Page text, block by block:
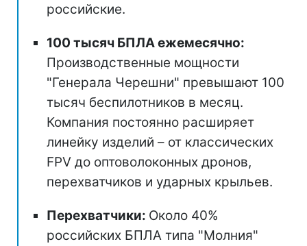
российские.
100 тысяч БПЛА ежемесячно:
Производственные мощности
"Генерала Черешни" превышают 100
тысяч беспилотников в месяц.
Компания постоянно расширяет
линейку изделий – от классических
FPV до оптоволоконных дронов,
перехватчиков и ударных крыльев.
Перехватчики: Около 40%
российских БПЛА типа "Молния"